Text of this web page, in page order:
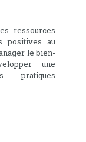
ressources
positives au
le bien-
une
pratiques